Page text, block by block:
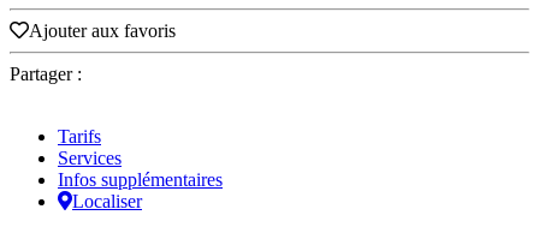
Ajouter aux favoris
Partager :
Tarifs
Services
Infos supplémentaires
Localiser